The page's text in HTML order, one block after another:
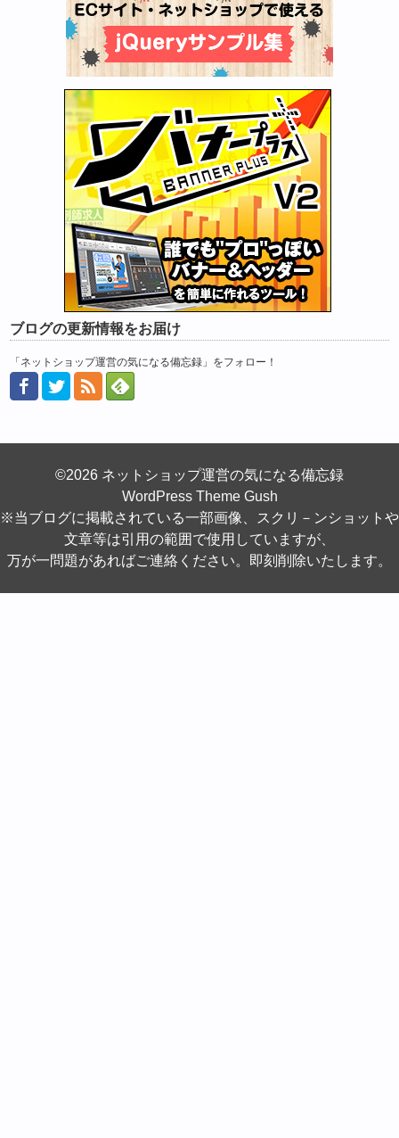
ブログの更新情報をお届け
「ネットショップ運営の気になる備忘録」をフォロー！
©2026 ネットショップ運営の気になる備忘録
WordPress Theme Gush
※当ブログに掲載されている一部画像、スクリ－ンショットや
文章等は引用の範囲で使用していますが、
万が一問題があればご連絡ください。即刻削除いたします。